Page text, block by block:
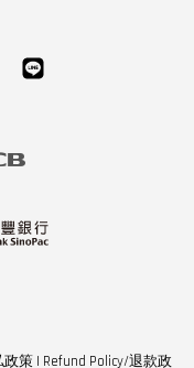
YouTube
政策 | Refund Policy/退款政